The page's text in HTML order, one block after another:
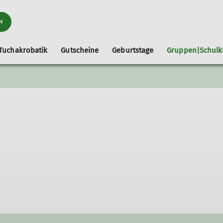
Sicherungsupdate Klettern mit Kindern
Gutscheine Geburtstage